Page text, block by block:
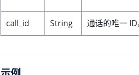
call_id String 通话的唯一 ID